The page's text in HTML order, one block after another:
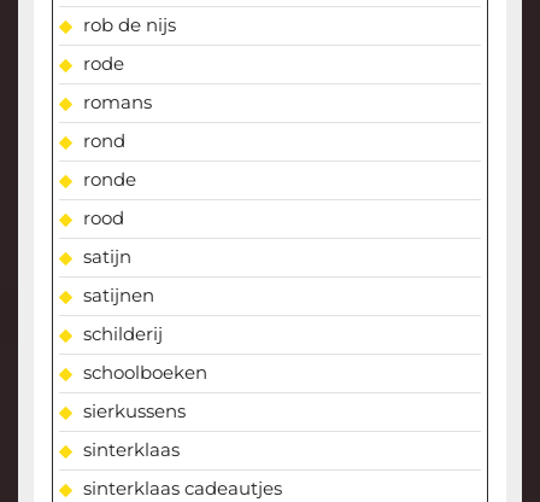
rob de nijs
rode
romans
rond
ronde
rood
satijn
satijnen
schilderij
schoolboeken
sierkussens
sinterklaas
sinterklaas cadeautjes